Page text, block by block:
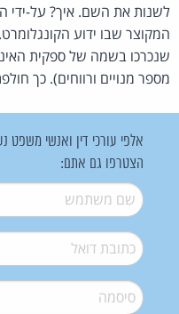
המקוצר שבו ידוע
מספר מנויים ורווחים). כך
אלפי עורכי דין ואנשי משפט
הצטרפו גם אתם:
שם משתמש*
דואל*
סיסמה*